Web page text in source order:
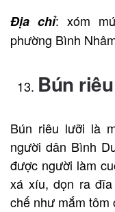
Địa chỉ: xóm
phường Bình
Bún
Bún riêu lưỡi là
người dân Bình
được người làm
xá xíu, dọn ra
chế như mắm tôm